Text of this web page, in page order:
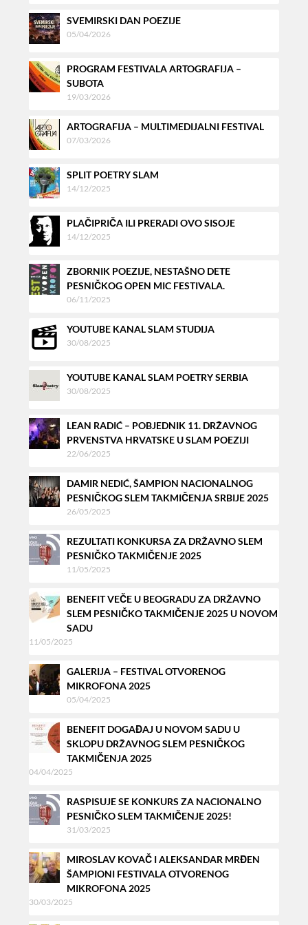
SVEMIRSKI DAN POEZIJE
05/04/2026
PROGRAM FESTIVALA ARTOGRAFIJA –
SUBOTA
19/03/2026
ARTOGRAFIJA – MULTIMEDIJALNI FESTIVAL
07/03/2026
SPLIT POETRY SLAM
14/12/2025
PLAČIPRIČA ILI PRERADI OVO SISOJE
14/12/2025
ZBORNIK POEZIJE, NESTAŠNO DETE
PESNIČKOG OPEN MIC FESTIVALA.
06/11/2025
YOUTUBE KANAL SLAM STUDIJA
30/08/2025
YOUTUBE KANAL SLAM POETRY SERBIA
30/08/2025
LEAN RADIĆ – POBJEDNIK 11. DRŽAVNOG
PRVENSTVA HRVATSKE U SLAM POEZIJI
22/06/2025
DAMIR NEDIĆ, ŠAMPION NACIONALNOG
PESNIČKOG SLEM TAKMIČENJA SRBIJE 2025
26/05/2025
REZULTATI KONKURSA ZA DRŽAVNO SLEM
PESNIČKO TAKMIČENJE 2025
11/05/2025
BENEFIT VEČE U BEOGRADU ZA DRŽAVNO
SLEM PESNIČKO TAKMIČENJE 2025 U NOVOM
SADU
11/05/2025
GALERIJA – FESTIVAL OTVORENOG
MIKROFONA 2025
05/04/2025
BENEFIT DOGAĐAJ U NOVOM SADU U
SKLOPU DRŽAVNOG SLEM PESNIČKOG
TAKMIČENJA 2025
04/04/2025
RASPISUJE SE KONKURS ZA NACIONALNO
PESNIČKO SLEM TAKMIČENJE 2025!
31/03/2025
MIROSLAV KOVAČ I ALEKSANDAR MRĐEN
ŠAMPIONI FESTIVALA OTVORENOG
MIKROFONA 2025
30/03/2025